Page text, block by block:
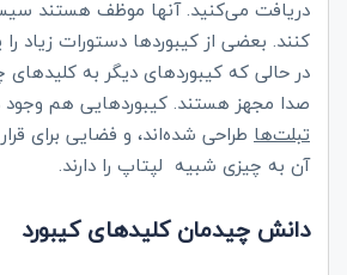
دریافت می‌کنید. آنها موظف هستند
کنند. بعضی از کیبوردها دستورات زیاد
در حالی که کیبوردهای دیگر به کلیدهای
صدا مجهز هستند. کیبوردهایی هم
تبلت‌ها طراحی شده‌اند، و فضایی برای
آن به چیزی شبیه لپتاپ را دارند.
دانش چیدمان کلیدهای کیبورد